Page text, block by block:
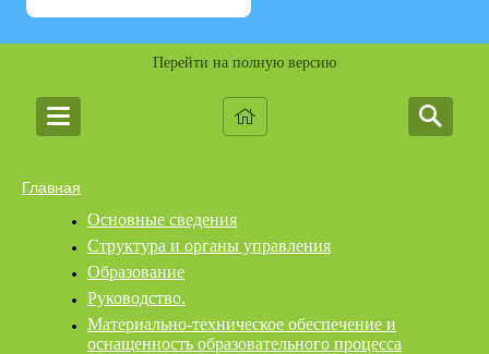
Перейти на полную версию
Главная
Основные сведения
Структура и органы управления
Образование
Руководство.
Материально-техническое обеспечение и
оснащенность образовательного процесса